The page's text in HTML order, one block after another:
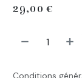
29,00 €
Conditions